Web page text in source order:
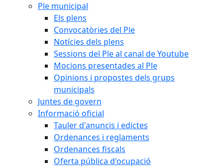
Ple municipal
Els plens
Convocatòries del Ple
Notícies dels plens
Sessions del Ple al canal de Youtube
Mocions presentades al Ple
Opinions i propostes dels grups
municipals
Juntes de govern
Informació oficial
Tauler d'anuncis i edictes
Ordenances i reglaments
Ordenances fiscals
Oferta pública d'ocupació